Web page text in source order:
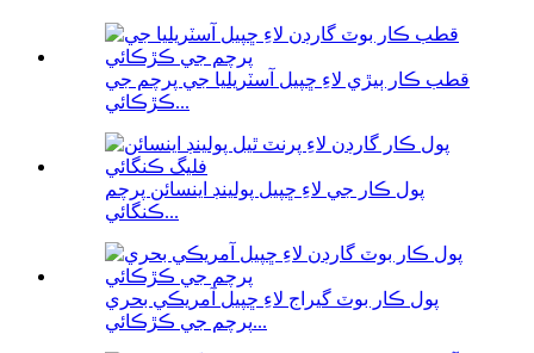
قطب ڪار ٻيڙي لاءِ ڇپيل آسٽريليا جي پرچم جي
ڪڙڪائي...
پول ڪار جي لاءِ ڇپيل پولينڊ اينسائن پرچم
ڪنگائي...
پول ڪار بوٽ گيراج لاءِ ڇپيل آمريڪي بحري
پرچم جي ڪڙڪائي...